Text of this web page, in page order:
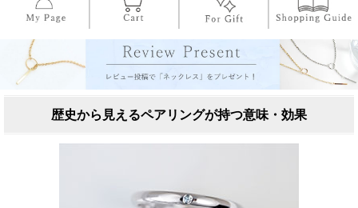
歴史から見えるペアリングが持つ意味・効果